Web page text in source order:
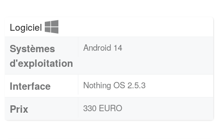
Logiciel
Systèmes
d'exploitation
Android 14
Interface Nothing OS 2.5.3
Prix 330 EURO